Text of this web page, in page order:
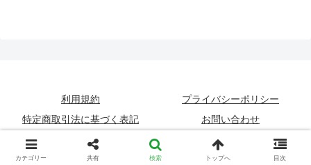
利用規約
プライバシーポリシー
特定商取引法に基づく表記
お問い合わせ
農家webの運営について
カテゴリー 共有 検索 トップへ 目次